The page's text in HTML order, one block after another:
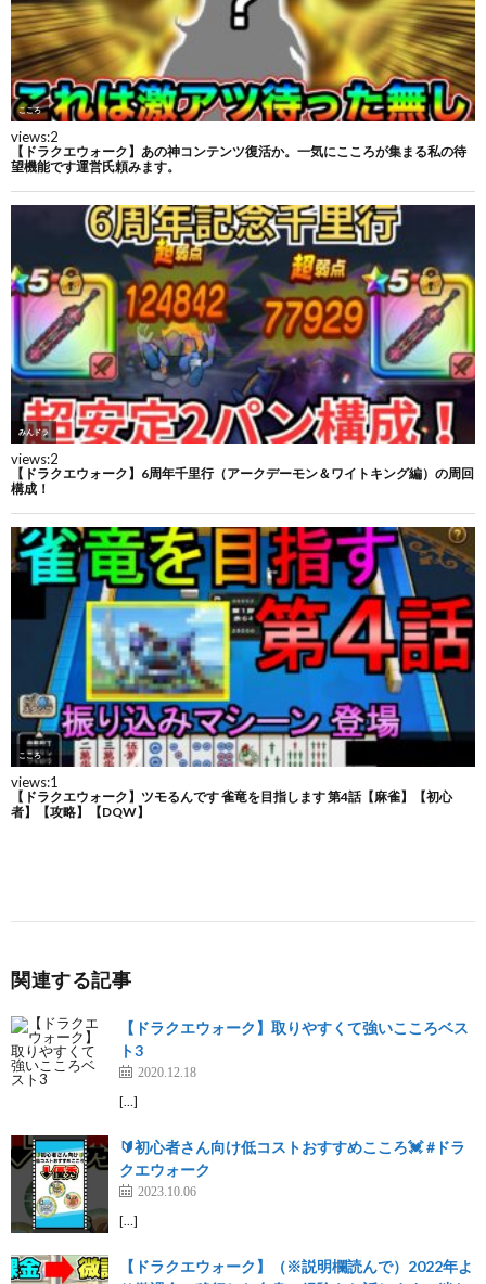
関連する記事
【ドラクエウォーク】取りやすくて強いこころベス
ト3
2020.12.18
[…]
🔰初心者さん向け低コストおすすめこころ💓 #ドラ
クエウォーク
2023.10.06
[…]
【ドラクエウォーク】（※説明欄読んで）2022年よ